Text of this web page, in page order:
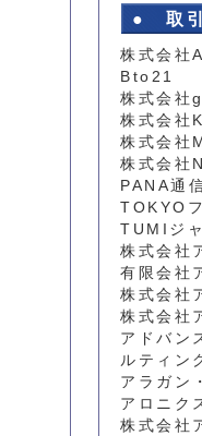
● 取引
株式会社
Bto21
株式会社
株式会社
株式会社
株式会社
PANA通
TOKYO
TUMIジ
株式会社
有限会社
株式会社
株式会社
アドバン
ルティン
アラガン
アロニク
株式会社